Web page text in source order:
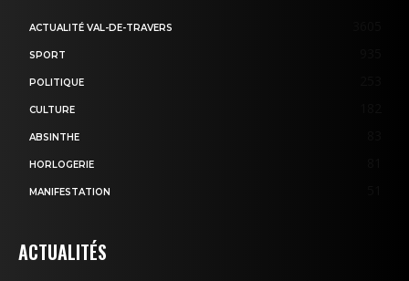
ACTUALITÉ VAL-DE-TRAVERS
SPORT
POLITIQUE
CULTURE
ABSINTHE
HORLOGERIE
MANIFESTATION
ACTUALITÉS